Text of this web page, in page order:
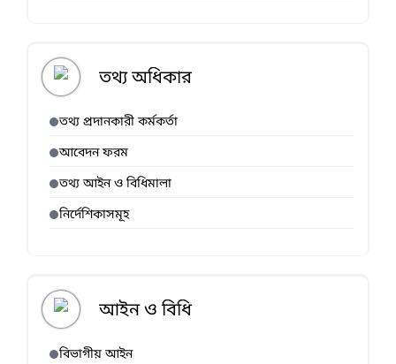
তথ্য অধিকার
তথ্য প্রদানকারী কর্মকর্তা
আবেদন ফরম
তথ্য আইন ও বিধিমালা
নির্দেশিকাসমূহ
আইন ও বিধি
বিভাগীয় আইন